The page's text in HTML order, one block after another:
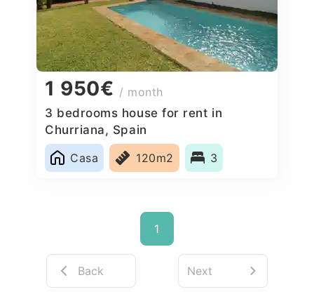
1 950€ / month
3 bedrooms house for rent in
Churriana, Spain
Casa
120m2 3
1
Back Next